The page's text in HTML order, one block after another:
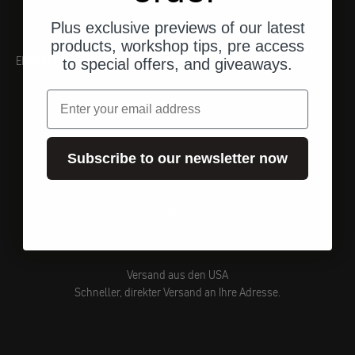
EMPFEHLUNGEN
Versand aus den USA
Schneller, direkter Versand an Ihre Adresse.
Plus exclusive previews of our latest
products, workshop tips, pre access
to special offers, and giveaways.
Email
Subscribe to our newsletter now